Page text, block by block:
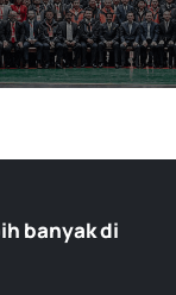
banyak di